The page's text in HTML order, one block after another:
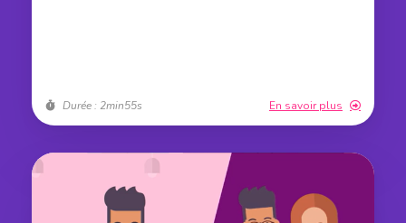
Durée : 2min55s En savoir plus